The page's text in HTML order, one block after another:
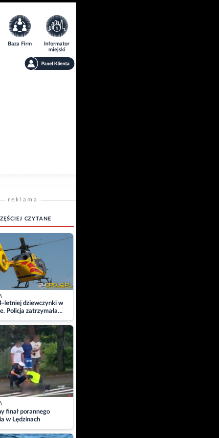
Baza Firm
Informator
miejski
reklama
CZYTANE
letniej dziewczynki w
Policja zatrzymała
finał porannego
w Lędzinach